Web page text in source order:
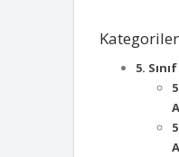
Kategoriler
5.